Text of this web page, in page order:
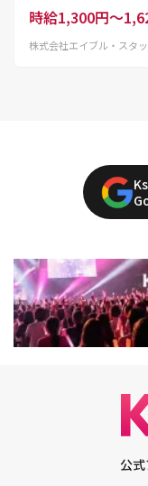
時給1,300円～
株式会社エイブル・スタ
公